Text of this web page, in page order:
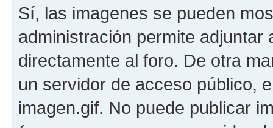
Sí, las imagenes se pueden
administración permite
directamente al foro. De otra
un servidor de acceso público,
imagen.gif. No puede publicar